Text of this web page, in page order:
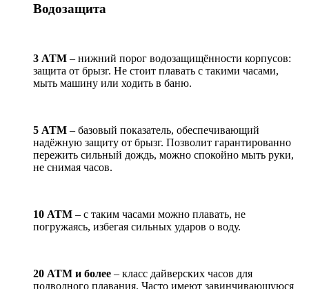
Водозащита
3 АТМ – нижний порог водозащищённости корпусов:
защита от брызг. Не стоит плавать с такими часами,
мыть машину или ходить в баню.
5 АТМ – базовый показатель, обеспечивающий
надёжную защиту от брызг. Позволит гарантированно
пережить сильный дождь, можно спокойно мыть руки,
не снимая часов.
10 АТМ – с таким часами можно плавать, не
погружаясь, избегая сильных ударов о воду.
20 АТМ и более – класс дайверских часов для
подводного плавания. Часто имеют завинчивающуюся